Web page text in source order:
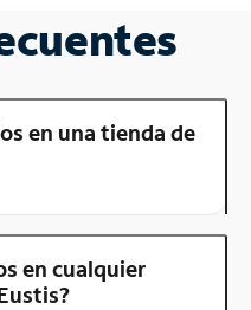
en una tienda de
en cualquier